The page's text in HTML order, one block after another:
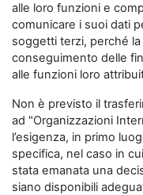
alle loro funzioni e
comunicare i suoi dati
soggetti terzi, perché
conseguimento delle
alle funzioni loro
Non è previsto il
ad "Organizzazioni
l’esigenza, in primo
specifica, nel caso in
stata emanata una
siano disponibili